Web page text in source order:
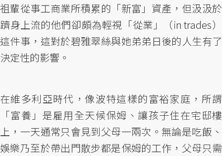
祖輩從事工商業所積累的「新富」資產，但汲汲於
躋身上流的他們卻頗為輕視「從業」（in trades）
這件事，這對於碧雅翠絲與她弟弟日後的人生有了
決定性的影響。
在維多利亞時代，像波特這樣的富裕家庭，所謂
「富養」是雇用全天候保姆、讓孩子住在宅邸樓
上，一天通常只會見到父母一兩次。無論是吃飯、
娛樂乃至於帶出門散步都是保姆的工作，父母只需